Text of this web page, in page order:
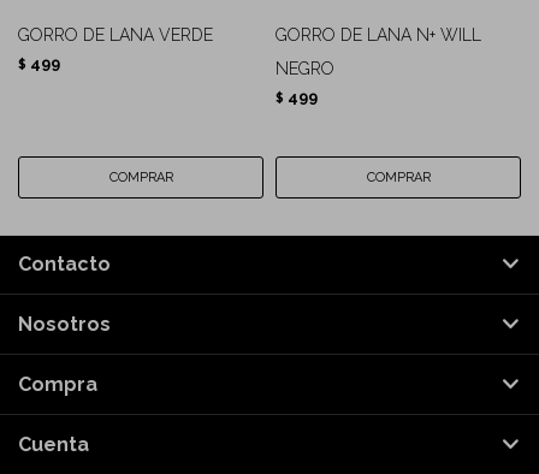
GORRO DE LANA VERDE
$ 499
GORRO DE LANA N+ WILL
NEGRO
$ 499
Contacto
Nosotros
Compra
Cuenta